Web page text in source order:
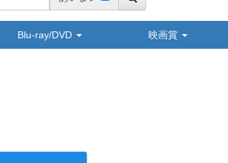
Blu-ray/DVD 映画賞